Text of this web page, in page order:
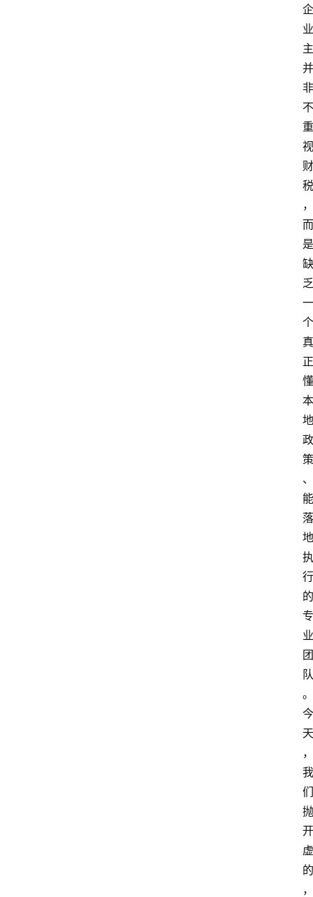
企
业
主
并
非
不
重
视
财
税
，
而
是
缺
乏
一
个
真
正
懂
本
地
政
策
、
能
落
地
执
行
的
专
业
团
队
。
今
天
，
我
们
抛
开
虚
的
，